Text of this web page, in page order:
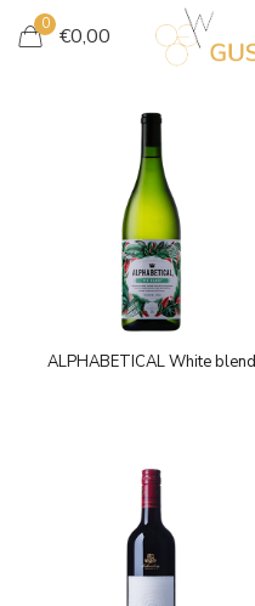
0 €0,00
ALPHABETICAL White blend